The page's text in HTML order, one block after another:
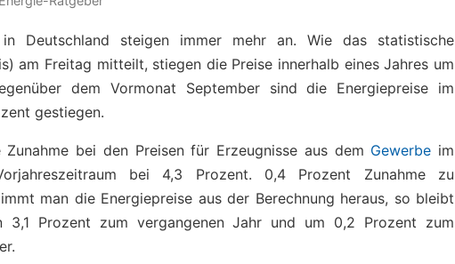
in Deutschland steigen immer mehr an. Wie das statistische
am Freitag mitteilt, stiegen die Preise innerhalb eines Jahres um
dem Vormonat September sind die Energiepreise im
gestiegen.
bei den Preisen für Erzeugnisse aus dem Gewerbe im
bei 4,3 Prozent. 0,4 Prozent Zunahme zu
man die Energiepreise aus der Berechnung heraus, so bleibt
3,1 Prozent zum vergangenen Jahr und um 0,2 Prozent zum